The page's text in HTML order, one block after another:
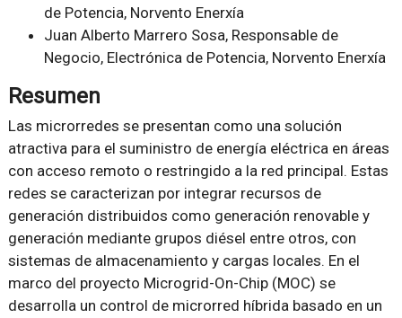
de Potencia, Norvento Enerxía
Juan Alberto Marrero Sosa, Responsable de
Negocio, Electrónica de Potencia, Norvento Enerxía
Resumen
Las microrredes se presentan como una solución
atractiva para el suministro de energía eléctrica en áreas
con acceso remoto o restringido a la red principal. Estas
redes se caracterizan por integrar recursos de
generación distribuidos como generación renovable y
generación mediante grupos diésel entre otros, con
sistemas de almacenamiento y cargas locales. En el
marco del proyecto Microgrid-On-Chip (MOC) se
desarrolla un control de microrred híbrida basado en un